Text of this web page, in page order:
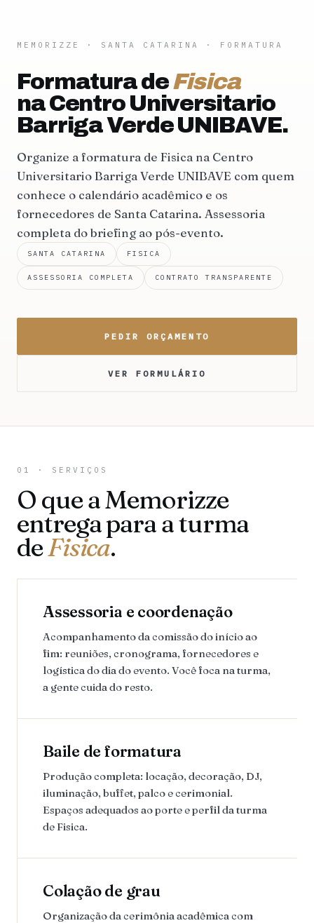
MEMORIZZE · SANTA CATARINA · FORMATURA
Formatura deFisica
na Centro Universitario
Barriga Verde UNIBAVE.
Organize a formatura de Fisica na Centro
Universitario Barriga Verde UNIBAVE com quem
conhece o calendário acadêmico e os
fornecedores de Santa Catarina. Assessoria
completa do briefing ao pós-evento.
SANTA CATARINA FISICA
ASSESSORIA COMPLETA CONTRATO TRANSPARENTE
PEDIR ORÇAMENTO
VER FORMULÁRIO
01 · SERVIÇOS
O que a Memorizze
entrega para a turma
deFisica.
Assessoria e coordenação
Acompanhamento da comissão do início ao
fim: reuniões, cronograma, fornecedores e
logística do dia do evento. Você foca na turma,
a gente cuida do resto.
Baile de formatura
Produção completa: locação, decoração, DJ,
iluminação, buffet, palco e cerimonial.
Espaços adequados ao porte e perfil da turma
de Fisica.
Colação de grau
Organização da cerimônia acadêmica com